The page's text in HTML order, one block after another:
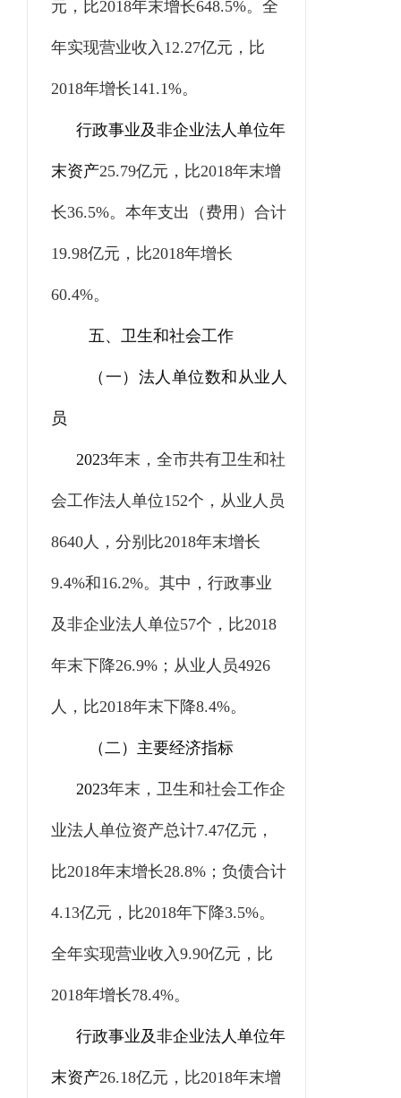
元，比2018年末增长648.5%。全
年实现营业收入 12.27亿元，比
2018年增长141.1%。
行政事业及非企业法人单位年
末资产25.79亿元，比2018年末增
长36.5%。本年支出（费用）合计
19.98亿元，比2018年增长
60.4%。
五、卫生和社会工作
（一）法人单位数和从业人
员
2023年末，全市共有卫生和社
会工作法人单位152个，从业人员
8640人，分别比2018年末增长
9.4%和16.2%。其中，行政事业
及非企业法人单位57个，比2018
年末下降26.9% ；从业人员4926
人，比2018年末下降8.4%。
（二）主要经济指标
2023年末，卫生和社会工作企
业法人单位资产总计7.47亿元，
比2018年末增长28.8% ；负债合计
4.13亿元，比2018年下降3.5%。
全年实现营业收入9.90亿元，比
2018年增长78.4%。
行政事业及非企业法人单位年
末资产26.18亿元，比2018年末增